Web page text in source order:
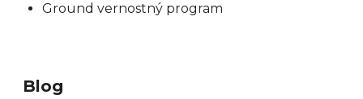
Ground vernostný program
Blog